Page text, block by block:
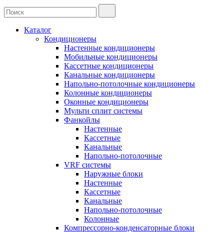
Каталог
Кондиционеры
Настенные кондиционеры
Мобильные кондиционеры
Кассетные кондиционеры
Канальные кондиционеры
Напольно-потолочные кондиционеры
Колонные кондиционеры
Оконные кондиционеры
Мульти сплит системы
Фанкойлы
Настенные
Кассетные
Канальные
Напольно-потолочные
VRF системы
Наружные блоки
Настенные
Кассетные
Канальные
Напольно-потолочные
Колонные
Компрессорно-конденсаторные блоки